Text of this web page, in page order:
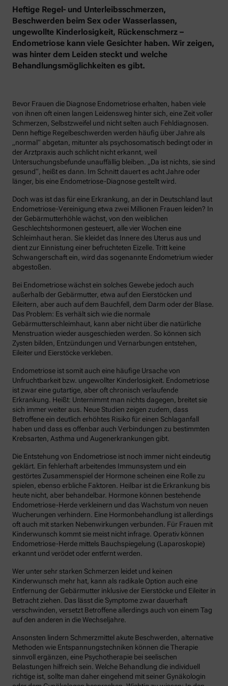
Heftige Regel- und Unterleibsschmerzen,
Beschwerden beim Sex oder Wasserlassen,
ungewollte Kinderlosigkeit, Rückenschmerz –
Endometriose kann viele Gesichter haben. Wir zeigen,
was hinter dem Leiden steckt und welche
Behandlungsmöglichkeiten es gibt.
Bevor Frauen die Diagnose Endometriose erhalten, haben viele
von ihnen oft einen langen Leidensweg hinter sich, eine Zeit voller
Schmerzen, Selbstzweifel und nicht selten auch Fehldiagnosen.
Denn heftige Regelbeschwerden werden häufig über Jahre als
„normal“ abgetan, mitunter als psychosomatisch bedingt oder in
der Arztpraxis auch schlicht nicht erkannt, weil
Untersuchungsbefunde unauffällig bleiben. „Da ist nichts, sie sind
gesund“, heißt es dann. Im Schnitt dauert es acht Jahre oder
länger, bis eine Endometriose-Diagnose gestellt wird.
Doch was ist das für eine Erkrankung, an der in Deutschland laut
Endometriose-Vereinigung etwa zwei Millionen Frauen leiden? In
der Gebärmutterhöhle wächst, von den weiblichen
Geschlechtshormonen gesteuert, alle vier Wochen eine
Schleimhaut heran. Sie kleidet das Innere des Uterus aus und
dient zur Einnistung einer befruchteten Eizelle. Tritt keine
Schwangerschaft ein, wird das sogenannte Endometrium wieder
abgestoßen.
Bei Endometriose wächst ein solches Gewebe jedoch auch
außerhalb der Gebärmutter, etwa auf den Eierstöcken und
Eileitern, aber auch auf dem Bauchfell, dem Darm oder der Blase.
Das Problem: Es verhält sich wie die normale
Gebärmutterschleimhaut, kann aber nicht über die natürliche
Menstruation wieder ausgeschieden werden. So können sich
Zysten bilden, Entzündungen und Vernarbungen entstehen,
Eileiter und Eierstöcke verkleben.
Endometriose ist somit auch eine häufige Ursache von
Unfruchtbarkeit bzw. ungewollter Kinderlosigkeit. Endometriose
ist zwar eine gutartige, aber oft chronisch verlaufende
Erkrankung. Heißt: Unternimmt man nichts dagegen, breitet sie
sich immer weiter aus. Neue Studien zeigen zudem, dass
Betroffene ein deutlich erhöhtes Risiko für einen Schlaganfall
haben und dass es offenbar auch Verbindungen zu bestimmten
Krebsarten, Asthma und Augenerkrankungen gibt.
Die Entstehung von Endometriose ist noch immer nicht eindeutig
geklärt. Ein fehlerhaft arbeitendes Immunsystem und ein
gestörtes Zusammenspiel der Hormone scheinen eine Rolle zu
spielen, ebenso erbliche Faktoren. Heilbar ist die Erkrankung bis
heute nicht, aber behandelbar. Hormone können bestehende
Endometriose-Herde verkleinern und das Wachstum von neuen
Wucherungen verhindern. Eine Hormonbehandlung ist allerdings
oft auch mit starken Nebenwirkungen verbunden. Für Frauen mit
Kinderwunsch kommt sie meist nicht infrage. Operativ können
Endometriose-Herde mittels Bauchspiegelung (Laparoskopie)
erkannt und verödet oder entfernt werden.
Wer unter sehr starken Schmerzen leidet und keinen
Kinderwunsch mehr hat, kann als radikale Option auch eine
Entfernung der Gebärmutter inklusive der Eierstöcke und Eileiter in
Betracht ziehen. Das lässt die Symptome zwar dauerhaft
verschwinden, versetzt Betroffene allerdings auch von einem Tag
auf den anderen in die Wechseljahre.
Ansonsten lindern Schmerzmittel akute Beschwerden, alternative
Methoden wie Entspannungstechniken können die Therapie
sinnvoll ergänzen, eine Psychotherapie bei seelischen
Belastungen hilfreich sein. Welche Behandlung die individuell
richtige ist, sollte man daher eingehend mit seiner Gynäkologin